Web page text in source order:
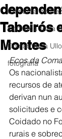
Comarca de
Comarca Terra
Comarca da
fotografía
Tabeirós
Montes
Ecos da
Os
recursos de
derivan nun
solicitudes e
Coidado no
rurais e